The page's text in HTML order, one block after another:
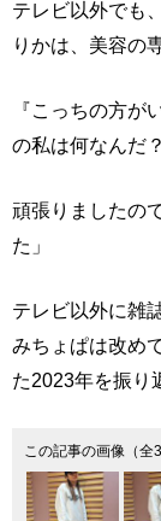
テレビ以外でも
りかは、美容の
『こっちの方が
の私は何なんだ
頑張りましたの
た」
テレビ以外に雑
みちょぱは改め
た2023年を振り
この記事の画像（全3